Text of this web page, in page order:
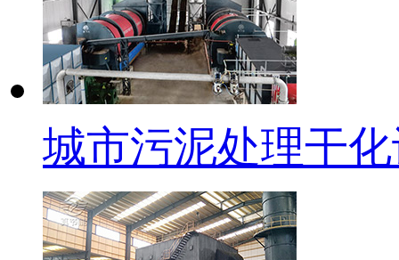
城市污泥处理干